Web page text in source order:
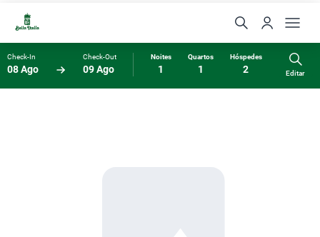
Check-In
08 Ago
Check-Out
09 Ago
Noites
1
Quartos
1
Hóspedes
2 Editar